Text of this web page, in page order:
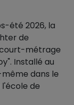
été 2026, la
de
métrage
Installé au
dans le
de